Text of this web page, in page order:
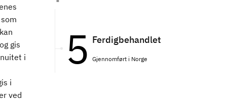
gis
i
i
ved
Ferdigbehandlet
Gjennomført i Norge